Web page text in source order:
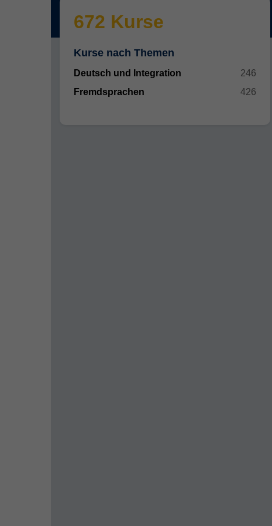
672 Kurse
Kurse nach Themen
Deutsch und Integration
246
Fremdsprachen
426